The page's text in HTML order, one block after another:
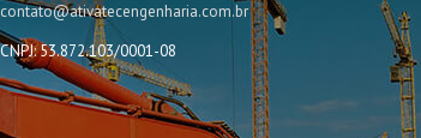
contato@ativatecengenharia.com.br
CNPJ: 53.872.103/0001-08